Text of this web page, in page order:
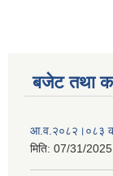
बजेट तथा
आ.व.२०८२।०८३ को
मिति: 07/31/